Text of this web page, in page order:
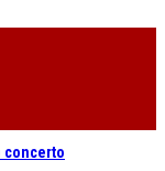
concerto